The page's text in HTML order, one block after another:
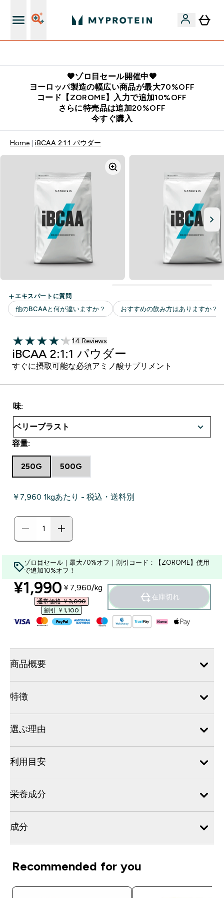
💙ゾロ目セール開催中💙
ヨーロッパ製造の幅広い商品が最大70%OFF
コード【ZOROME】入力で追加10%OFF
さらに特売品は追加20%OFF
今すぐ購入
Home iBCAA 2:1:1 パウダー
4.14 out of 5 stars
14 ＋件の口コミ
14 Reviews
iBCAA 2:1:1 パウダー
すぐに摂取可能な必須アミノ酸サプリメント
味:
容量:
250G 500G
￥7,960‎ 1kgあたり - 税込・送料別
ゾロ目セール｜最大70%オフ｜割引コード：【ZOROME】使用
で追加10%オフ！
discounted price
¥1,990‎ ￥7,960‎/kg
通常価格 ￥3,090‎
割引 ￥1,100‎
在庫切れ
商品概要
特徴
選ぶ理由
利用目安
栄養成分
成分
Recommended for you